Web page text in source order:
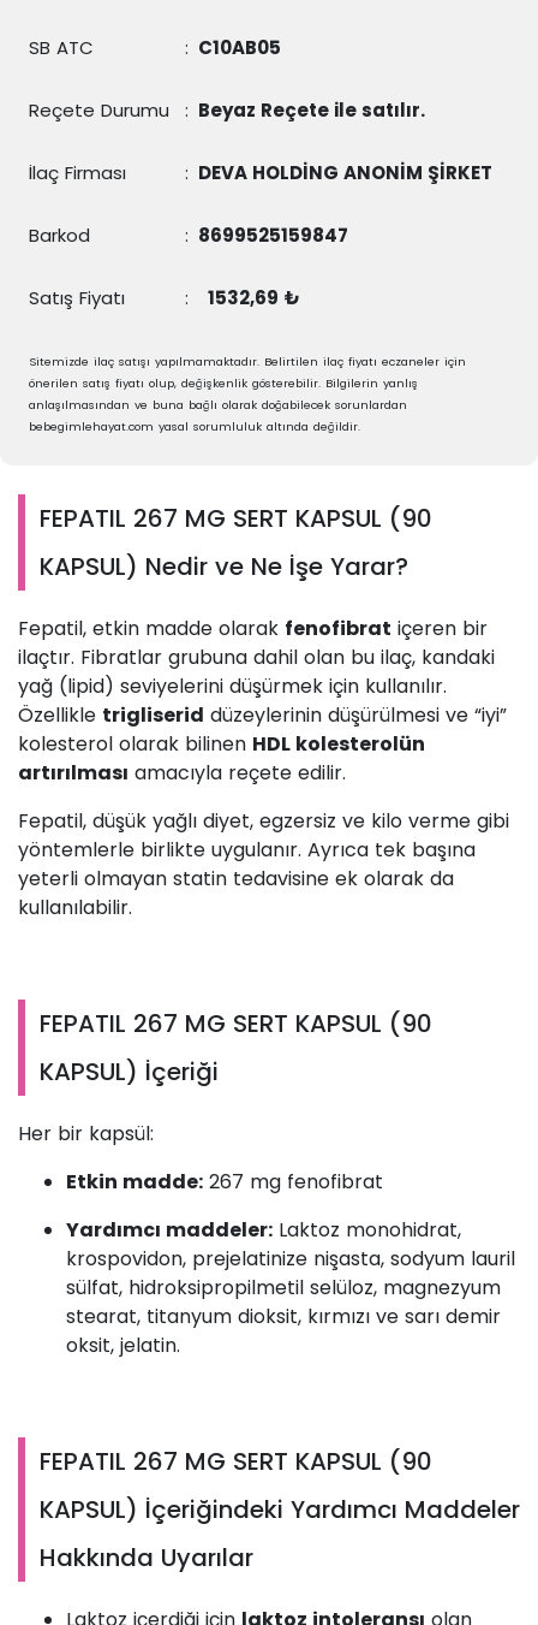
SB ATC : C10AB05
Reçete Durumu : Beyaz Reçete ile satılır.
İlaç Firması : DEVA HOLDİNG ANONİM ŞİRKET
Barkod : 8699525159847
Satış Fiyatı : 1532,69 ₺
Sitemizde ilaç satışı yapılmamaktadır. Belirtilen ilaç fiyatı eczaneler için
önerilen satış fiyatı olup, değişkenlik gösterebilir. Bilgilerin yanlış
anlaşılmasından ve buna bağlı olarak doğabilecek sorunlardan
bebegimlehayat.com yasal sorumluluk altında değildir.
FEPATIL 267 MG SERT KAPSUL (90
KAPSUL) Nedir ve Ne İşe Yarar?
Fepatil, etkin madde olarak fenofibrat içeren bir
ilaçtır. Fibratlar grubuna dahil olan bu ilaç, kandaki
yağ (lipid) seviyelerini düşürmek için kullanılır.
Özellikle trigliserid düzeylerinin düşürülmesi ve “iyi”
kolesterol olarak bilinen HDL kolesterolün
artırılması amacıyla reçete edilir.
Fepatil, düşük yağlı diyet, egzersiz ve kilo verme gibi
yöntemlerle birlikte uygulanır. Ayrıca tek başına
yeterli olmayan statin tedavisine ek olarak da
kullanılabilir.
FEPATIL 267 MG SERT KAPSUL (90
KAPSUL) İçeriği
Her bir kapsül:
Etkin madde: 267 mg fenofibrat
Yardımcı maddeler: Laktoz monohidrat,
krospovidon, prejelatinize nişasta, sodyum lauril
sülfat, hidroksipropilmetil selüloz, magnezyum
stearat, titanyum dioksit, kırmızı ve sarı demir
oksit, jelatin.
FEPATIL 267 MG SERT KAPSUL (90
KAPSUL) İçeriğindeki Yardımcı Maddeler
Hakkında Uyarılar